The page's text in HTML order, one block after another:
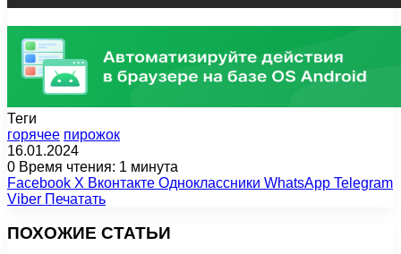
Теги
горячее пирожок
16.01.2024
0 Время чтения: 1 минута
Facebook X Вконтакте Одноклассники WhatsApp Telegram
Viber Печатать
ПОХОЖИЕ СТАТЬИ